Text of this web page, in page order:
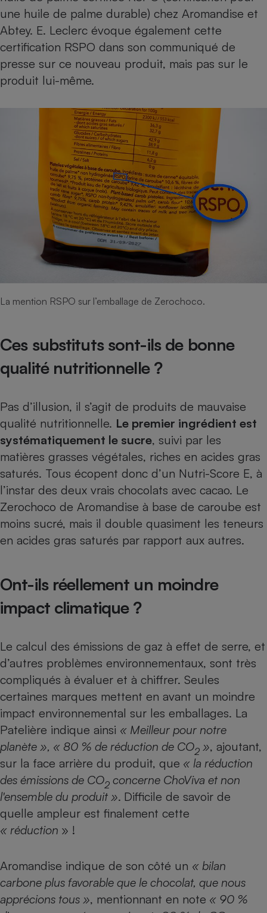
une huile de palme durable) chez Aromandise et
Abtey. E. Leclerc évoque également cette
certification RSPO dans son communiqué de
presse sur ce nouveau produit, mais pas sur le
produit lui-même.
La mention RSPO sur l’emballage de Zerochoco.
Ces substituts sont-ils de bonne
qualité nutritionnelle ?
Pas d’illusion, il s’agit de produits de mauvaise
qualité nutritionnelle. Le premier ingrédient est
systématiquement le sucre, suivi par les
matières grasses végétales, riches en acides gras
saturés. Tous écopent donc d’un Nutri-Score E, à
l’instar des deux vrais chocolats avec cacao. Le
Zerochoco de Aromandise à base de caroube est
moins sucré, mais il double quasiment les teneurs
en acides gras saturés par rapport aux autres.
Ont-ils réellement un moindre
impact climatique ?
Le calcul des émissions de gaz à effet de serre, et
d’autres problèmes environnementaux, sont très
compliqués à évaluer et à chiffrer. Seules
certaines marques mettent en avant un moindre
impact environnemental sur les emballages. La
Patelière indique ainsi « Meilleur pour notre
planète », « 80 % de réduction de CO2 », ajoutant,
sur la face arrière du produit, que « la réduction
des émissions de CO2 concerne ChoViva et non
l'ensemble du produit ». Difficile de savoir de
quelle ampleur est finalement cette
« réduction » !
Aromandise indique de son côté un « bilan
carbone plus favorable que le chocolat, que nous
apprécions tous », mentionnant en note « 90 %